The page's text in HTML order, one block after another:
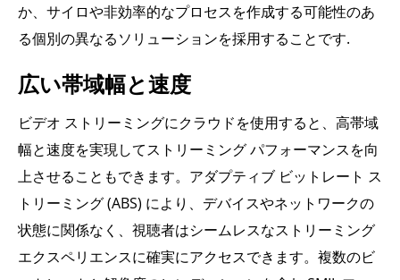
か、サイロや非効率的なプロセスを作成する可能性のあ
る個別の異なるソリューションを採用することです.
広い帯域幅と速度
ビデオ ストリーミングにクラウドを使用すると、高帯域
幅と速度を実現してストリーミング パフォーマンスを向
上させることもできます。アダプティブ ビットレート ス
トリーミング (ABS) により、デバイスやネットワークの
状態に関係なく、視聴者はシームレスなストリーミング
エクスペリエンスに確実にアクセスできます。複数のビ